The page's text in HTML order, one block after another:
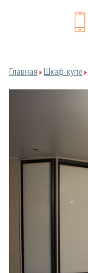
Главная Шкаф-купе